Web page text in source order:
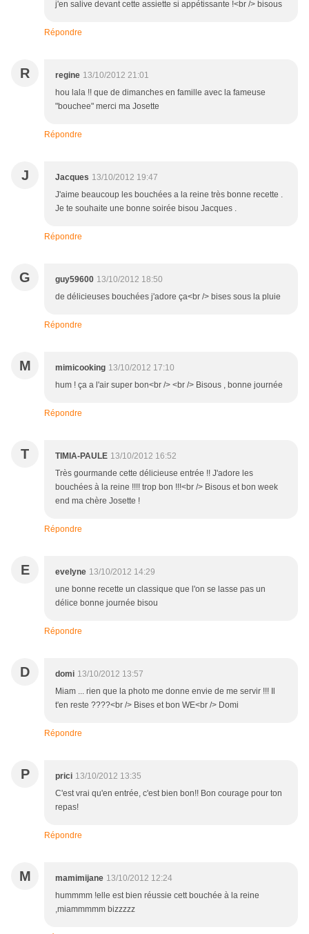
j'en salive devant cette assiette si appétissante !<br /> bisous
Répondre
R regine 13/10/2012 21:01
hou lala !! que de dimanches en famille avec la fameuse
"bouchee" merci ma Josette
Répondre
J Jacques 13/10/2012 19:47
J'aime beaucoup les bouchées a la reine très bonne recette .
Je te souhaite une bonne soirée bisou Jacques .
Répondre
G guy59600 13/10/2012 18:50
de délicieuses bouchées j'adore ça<br /> bises sous la pluie
Répondre
M mimicooking 13/10/2012 17:10
hum ! ça a l'air super bon<br /> <br /> Bisous , bonne journée
Répondre
T TIMIA-PAULE 13/10/2012 16:52
Très gourmande cette délicieuse entrée !! J'adore les
bouchées à la reine !!!! trop bon !!!<br /> Bisous et bon week
end ma chère Josette !
Répondre
E evelyne 13/10/2012 14:29
une bonne recette un classique que l'on se lasse pas un
délice bonne journée bisou
Répondre
D domi 13/10/2012 13:57
Miam ... rien que la photo me donne envie de me servir !!! Il
t'en reste ????<br /> Bises et bon WE<br /> Domi
Répondre
P prici 13/10/2012 13:35
C'est vrai qu'en entrée, c'est bien bon!! Bon courage pour ton
repas!
Répondre
M mamimijane 13/10/2012 12:24
hummmm !elle est bien réussie cett bouchée à la reine
,miammmmm bizzzzz